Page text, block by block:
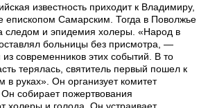
известность приходит к Владимиру,
епископом Самарским. Тогда в Поволжье
следом и эпидемия холеры. «Народ в
больницы без присмотра, —
современников этих событий. В то
терялась, святитель первый пошел к
в руках». Он организует комитет
собирает пожертвования